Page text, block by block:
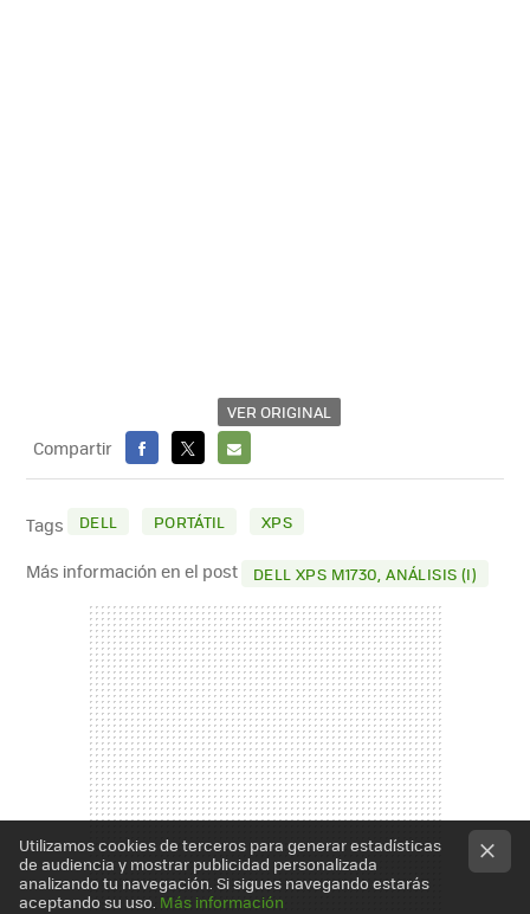
VER ORIGINAL
Compartir
FACEBOOK
X
E-
MAIL
Tags DELL PORTÁTIL XPS
Más información en el post DELL XPS M1730, ANÁLISIS (I)
Utilizamos cookies de terceros para generar estadísticas
de audiencia y mostrar publicidad personalizada
analizando tu navegación. Si sigues navegando estarás
aceptando su uso. Más información